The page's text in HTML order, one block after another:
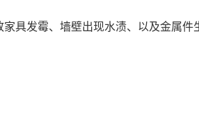
具发霉、墙壁出现水渍、以及金属件